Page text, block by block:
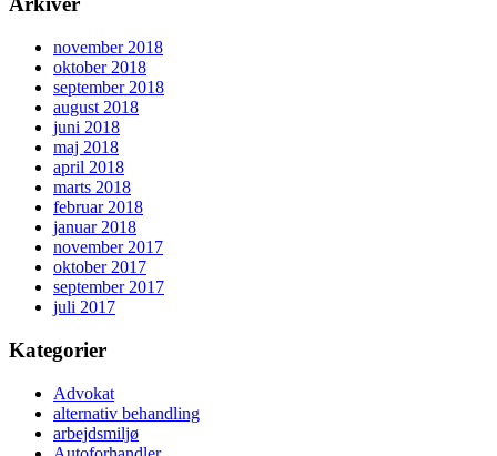
november 2018
oktober 2018
september 2018
august 2018
juni 2018
maj 2018
april 2018
marts 2018
februar 2018
januar 2018
november 2017
oktober 2017
september 2017
juli 2017
Kategorier
Advokat
alternativ behandling
arbejdsmiljø